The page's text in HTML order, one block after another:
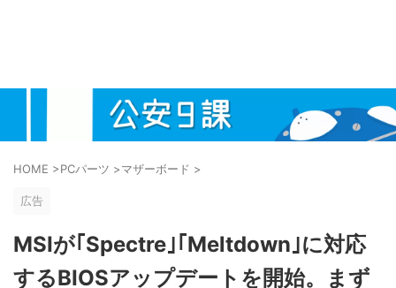
HOME >PCパーツ >マザーボード >
広告
MSIが｢Spectre｣｢Meltdown｣に対応
するBIOSアップデートを開始。まず